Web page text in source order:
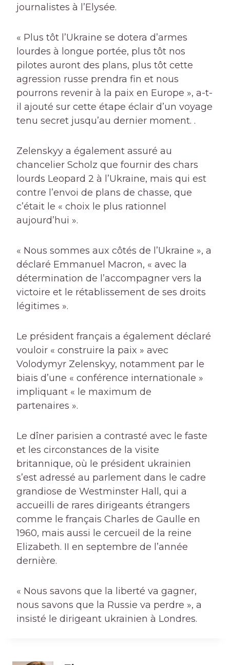
journalistes à l’Elysée.
« Plus tôt l’Ukraine se dotera d’armes
lourdes à longue portée, plus tôt nos
pilotes auront des plans, plus tôt cette
agression russe prendra fin et nous
pourrons revenir à la paix en Europe », a-t-
il ajouté sur cette étape éclair d’un voyage
tenu secret jusqu’au dernier moment. .
Zelenskyy a également assuré au
chancelier Scholz que fournir des chars
lourds Leopard 2 à l’Ukraine, mais qui est
contre l’envoi de plans de chasse, que
c’était le « choix le plus rationnel
aujourd’hui ».
« Nous sommes aux côtés de l’Ukraine », a
déclaré Emmanuel Macron, « avec la
détermination de l’accompagner vers la
victoire et le rétablissement de ses droits
légitimes ».
Le président français a également déclaré
vouloir « construire la paix » avec
Volodymyr Zelenskyy, notamment par le
biais d’une « conférence internationale »
impliquant « le maximum de
partenaires ».
Le dîner parisien a contrasté avec le faste
et les circonstances de la visite
britannique, où le président ukrainien
s’est adressé au parlement dans le cadre
grandiose de Westminster Hall, qui a
accueilli de rares dirigeants étrangers
comme le français Charles de Gaulle en
1960, mais aussi le cercueil de la reine
Elizabeth. II en septembre de l’année
dernière.
« Nous savons que la liberté va gagner,
nous savons que la Russie va perdre », a
insisté le dirigeant ukrainien à Londres.